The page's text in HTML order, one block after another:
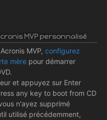
MVP personnalisé
MVP, configurez
mère pour démarrer
et appuyez sur Enter
any key to boot from CD
n'ayez supprimé
utilisé précédemment,